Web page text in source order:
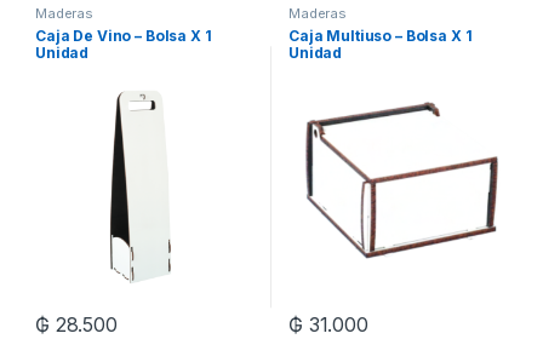
Maderas
Caja De Vino – Bolsa X 1
Unidad
₲ 28.500
Maderas
Caja Multiuso – Bolsa X 1
Unidad
₲ 31.000